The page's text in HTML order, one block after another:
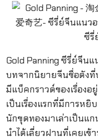
Gold Panning ซีรี่ย์จี
บทจากนิยายจีนชื่อดังที่
มีแบ็คกราวด์ของเรื่องอ
เป็นเรื่องแรกที่มีการห
นักขุดทองมาเล่าเป็นแก
นำได้เลี่ยวฝานที่เคยเข้